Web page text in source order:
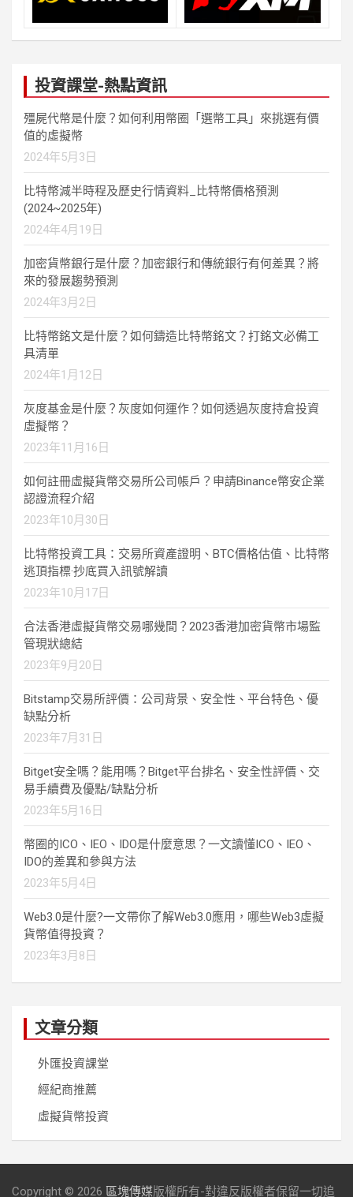
投資課堂-熱點資訊
殭屍代幣是什麼？如何利用幣圈「選幣工具」來挑選有價
值的虛擬幣
2024年5月3日
比特幣減半時程及歷史行情資料_比特幣價格預測
(2024~2025年)
2024年4月19日
加密貨幣銀行是什麼？加密銀行和傳統銀行有何差異？將
來的發展趨勢預測
2024年3月2日
比特幣銘文是什麼？如何鑄造比特幣銘文？打銘文必備工
具清單
2024年1月12日
灰度基金是什麼？灰度如何運作？如何透過灰度持倉投資
虛擬幣？
2023年11月16日
如何註冊虛擬貨幣交易所公司帳戶？申請Binance幣安企業
認證流程介紹
2023年10月30日
比特幣投資工具：交易所資產證明、BTC價格估值、比特幣
逃頂指標·抄底買入訊號解讀
2023年10月17日
合法香港虛擬貨幣交易哪幾間？2023香港加密貨幣市場監
管現狀總結
2023年9月20日
Bitstamp交易所評價：公司背景、安全性、平台特色、優
缺點分析
2023年7月31日
Bitget安全嗎？能用嗎？Bitget平台排名、安全性評價、交
易手續費及優點/缺點分析
2023年5月16日
幣圈的ICO、IEO、IDO是什麼意思？一文讀懂ICO、IEO、
IDO的差異和參與方法
2023年5月4日
Web3.0是什麼?一文帶你了解Web3.0應用，哪些Web3虛擬
貨幣值得投資？
2023年3月8日
文章分類
外匯投資課堂
經紀商推薦
虛擬貨幣投資
Copyright © 2026 區塊傳媒版權所有-對違反版權者保留一切追